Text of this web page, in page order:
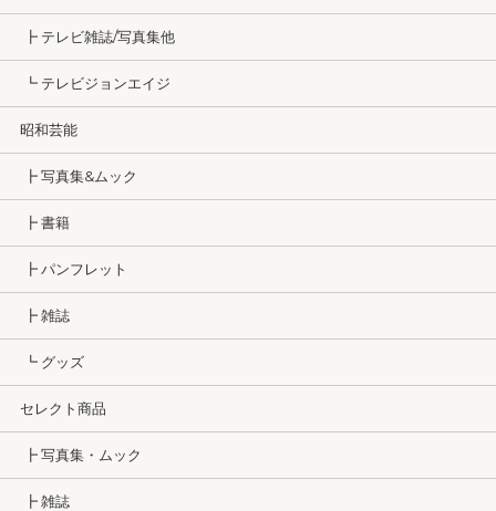
┣ テレビ雑誌/写真集他
┗ テレビジョンエイジ
昭和芸能
┣ 写真集&ムック
┣ 書籍
┣ パンフレット
┣ 雑誌
┗ グッズ
セレクト商品
┣ 写真集・ムック
┣ 雑誌